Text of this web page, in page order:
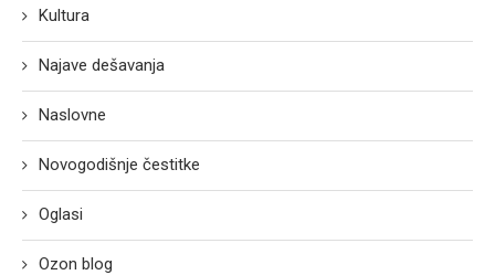
Kultura
Najave dešavanja
Naslovne
Novogodišnje čestitke
Oglasi
Ozon blog